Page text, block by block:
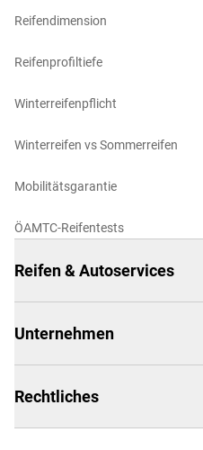
Reifendimension
Reifenprofiltiefe
Winterreifenpflicht
Winterreifen vs Sommerreifen
Mobilitätsgarantie
ÖAMTC-Reifentests
Reifen & Autoservices
Unternehmen
Rechtliches